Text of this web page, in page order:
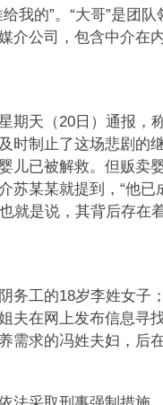
我的”。“大哥”是团
介公司，包含中介在
期天（20日）通报，
时制止了这场悲剧的
儿已被解救。但贩卖
苏某某就提到，“他已
就是说，其背后存在
务工的18岁李姓女子
夫在网上发布信息寻
需求的冯姓夫妇，后